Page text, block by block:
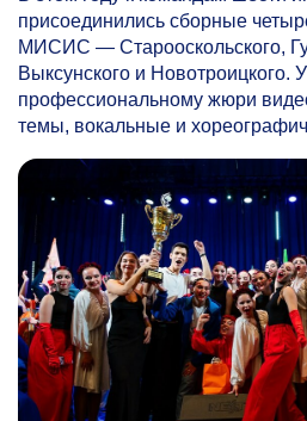
присоединились сборные
МИСИС — Старооскольского,
Выксунского и Новотроицкого.
профессиональному жюри
темы, вокальные и